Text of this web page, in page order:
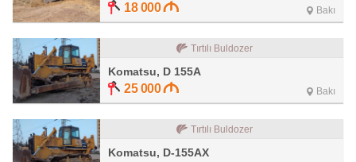
18 000 Bakı
Tırtılı Buldozer
Komatsu, D 155A
25 000 Bakı
Tırtılı Buldozer
Komatsu, D-155AX